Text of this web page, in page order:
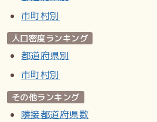
市町村別
人口密度ランキング
都道府県別
市町村別
その他ランキング
隣接都道府県数